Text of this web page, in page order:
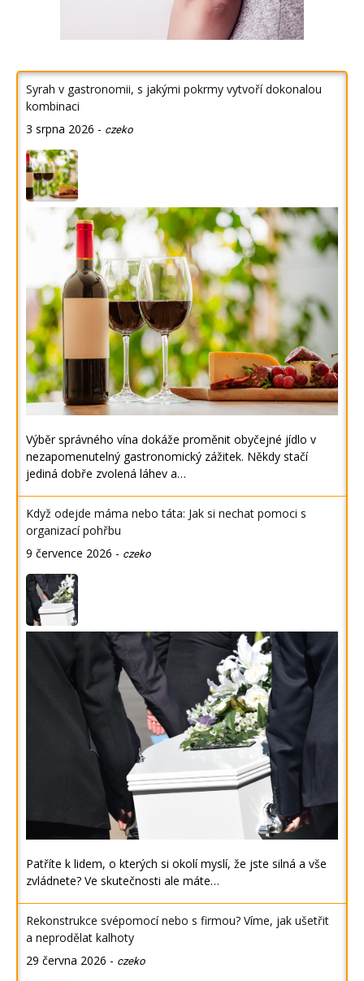
Syrah v gastronomii, s jakými pokrmy vytvoří dokonalou
kombinaci
3 srpna 2026 - czeko
Výběr správného vína dokáže proměnit obyčejné jídlo v
nezapomenutelný gastronomický zážitek. Někdy stačí
jediná dobře zvolená láhev a…
Když odejde máma nebo táta: Jak si nechat pomoci s
organizací pohřbu
9 července 2026 - czeko
Patříte k lidem, o kterých si okolí myslí, že jste silná a vše
zvládnete? Ve skutečnosti ale máte…
Rekonstrukce svépomocí nebo s firmou? Víme, jak ušetřit
a neprodělat kalhoty
29 června 2026 - czeko